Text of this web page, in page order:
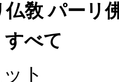
敎 パーリ
べて
ト